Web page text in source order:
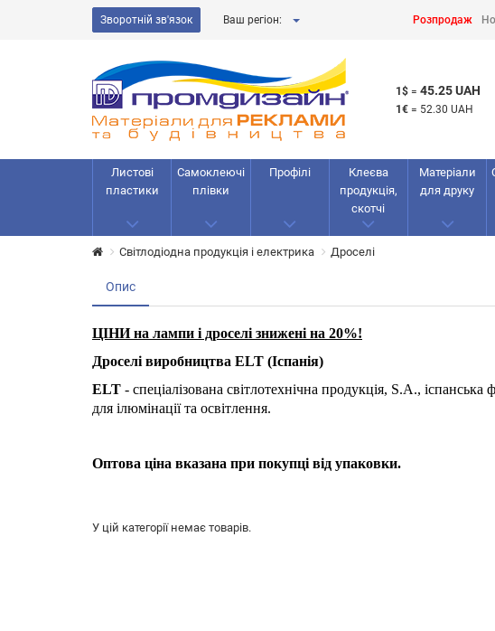
Зворотній зв'язок Ваш регіон: Розпродаж
1$ = 45.25 UAH
1€ = 52.30 UAH
Листові
пластики
Самоклеючі
плівки
Профілі
Клеєва
продукція,
скотчі
Матеріали
для друку
Світлодіодна продукція і електрика Дроселі
Опис
ЦІНИ на лампи і дроселі знижені на 20%!
Дроселі виробництва ELT (Іспанія)
ELT - спеціалізована світлотехнічна продукція, S.A.,
для ілюмінації та освітлення.
Оптова ціна вказана при покупці від упаковки.
У цій категорії немає товарів.